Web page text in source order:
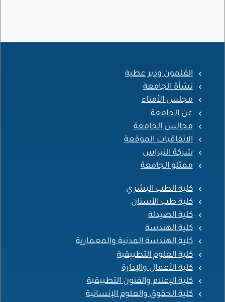
القلمون ودير عطية
نشأة الجامعة
مجلس الأمناء
عن الجامعة
مجالس الجامعة
الاتفاقيات الموقعة
شركة النبراس
ممثلو الجامعة
كلية الطب البشري
كلية طب الأسنان
كلية الصيدلة
كلية الهندسة
كلية الهندسة المدنية والمعمارية
كلية العلوم التطبيقية
كلية الأعمال والإدارة
كلية الإعلام والفنون التطبيقية
كلية الحقوق والعلوم الإنسانية